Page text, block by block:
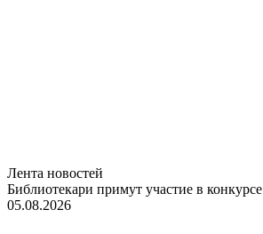
Лента новостей
Библиотекари примут участие в конкурсе
05.08.2026